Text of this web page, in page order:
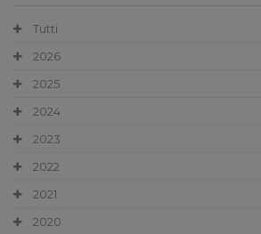
Tutti
2026
2025
2024
2023
2022
2021
2020